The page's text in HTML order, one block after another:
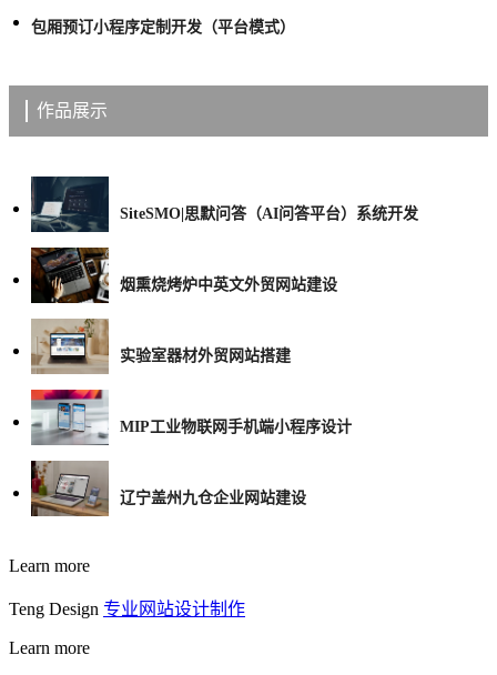
包厢预订小程序定制开发（平台模式）
作品展示
SiteSMO|思默问答（AI问答平台）系统开发
烟熏烧烤炉中英文外贸网站建设
实验室器材外贸网站搭建
MIP工业物联网手机端小程序设计
辽宁盖州九仓企业网站建设
Learn more
Teng Design 专业网站设计制作
Learn more